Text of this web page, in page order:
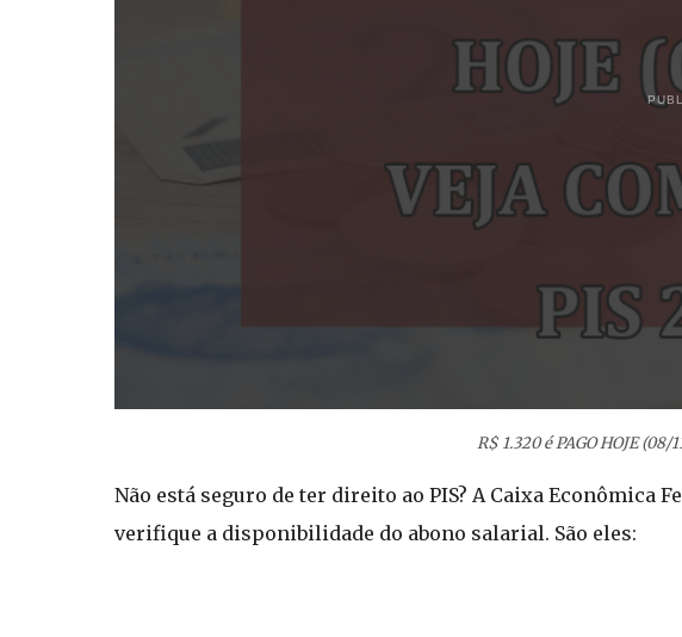
R$ 1.320 é PAGO HOJE (08/
Não está seguro de ter direito ao PIS? A Caixa
verifique a disponibilidade do abono salarial. São eles: